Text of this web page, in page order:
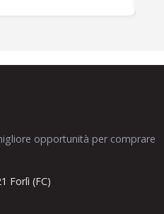
opportunità per comprare
Forlì (FC)